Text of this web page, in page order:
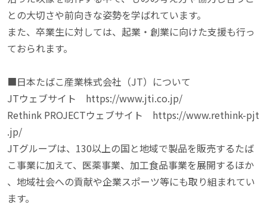
との大切さや前向きな姿勢を学ばれています。
また、卒業生に対しては、起業・創業に向けた支援も行っ
ておられます。
■日本たばこ産業株式会社（JT）について
JTウェブサイト　https://www.jti.co.jp/
Rethink PROJECTウェブサイト　https://www.rethink-pjt
.jp/
JTグループは、130以上の国と地域で製品を販売するたば
こ事業に加えて、医薬事業、加工食品事業を展開するほか
、地域社会への貢献や企業スポーツ等にも取り組まれてい
ます。